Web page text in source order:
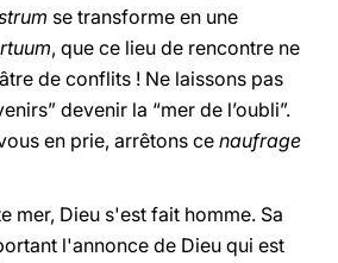
se transforme en une
, que ce lieu de rencontre ne
de conflits ! Ne laissons pas
devenir la “mer de l’oubli”.
en prie, arrêtons ce naufrage
mer, Dieu s'est fait homme. Sa
l'annonce de Dieu qui est